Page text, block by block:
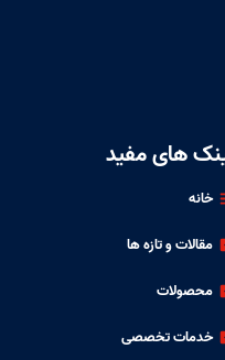
های مفید
خانه
مقالات و تازه ها
محصولات
خدمات تخصصی